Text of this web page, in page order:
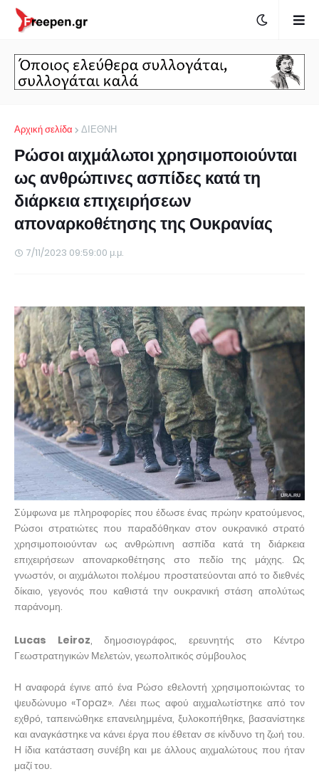
Αρχική σελίδα ΔΙΕΘΝΗ
Ρώσοι αιχμάλωτοι χρησιμοποιούνται
ως ανθρώπινες ασπίδες κατά τη
διάρκεια επιχειρήσεων
αποναρκοθέτησης της Ουκρανίας
7/11/2023 09:59:00 μ.μ.
Σύμφωνα με πληροφορίες που έδωσε ένας πρώην κρατούμενος,
Ρώσοι στρατιώτες που παραδόθηκαν στον ουκρανικό στρατό
χρησιμοποιούνταν ως ανθρώπινη ασπίδα κατά τη διάρκεια
επιχειρήσεων αποναρκοθέτησης στο πεδίο της μάχης. Ως
γνωστόν, οι αιχμάλωτοι πολέμου προστατεύονται από το διεθνές
δίκαιο, γεγονός που καθιστά την ουκρανική στάση απολύτως
παράνομη.
Lucas Leiroz, δημοσιογράφος, ερευνητής στο Κέντρο
Γεωστρατηγικών Μελετών, γεωπολιτικός σύμβουλος
Η αναφορά έγινε από ένα Ρώσο εθελοντή χρησιμοποιώντας το
ψευδώνυμο «Topaz». Λέει πως αφού αιχμαλωτίστηκε από τον
εχθρό, ταπεινώθηκε επανειλημμένα, ξυλοκοπήθηκε, βασανίστηκε
και αναγκάστηκε να κάνει έργα που έθεταν σε κίνδυνο τη ζωή του.
Η ίδια κατάσταση συνέβη και με άλλους αιχμαλώτους που ήταν
μαζί του.